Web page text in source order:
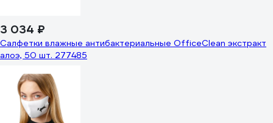
3 034 ₽
Салфетки влажные антибактериальные OfficeClean экстракт
алоэ, 50 шт. 277485